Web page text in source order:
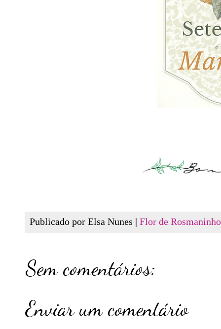
Publicado por Elsa Nunes | Flor de
Sem comentários:
Enviar um comentário